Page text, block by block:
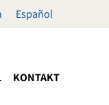
Español
KONTAKT